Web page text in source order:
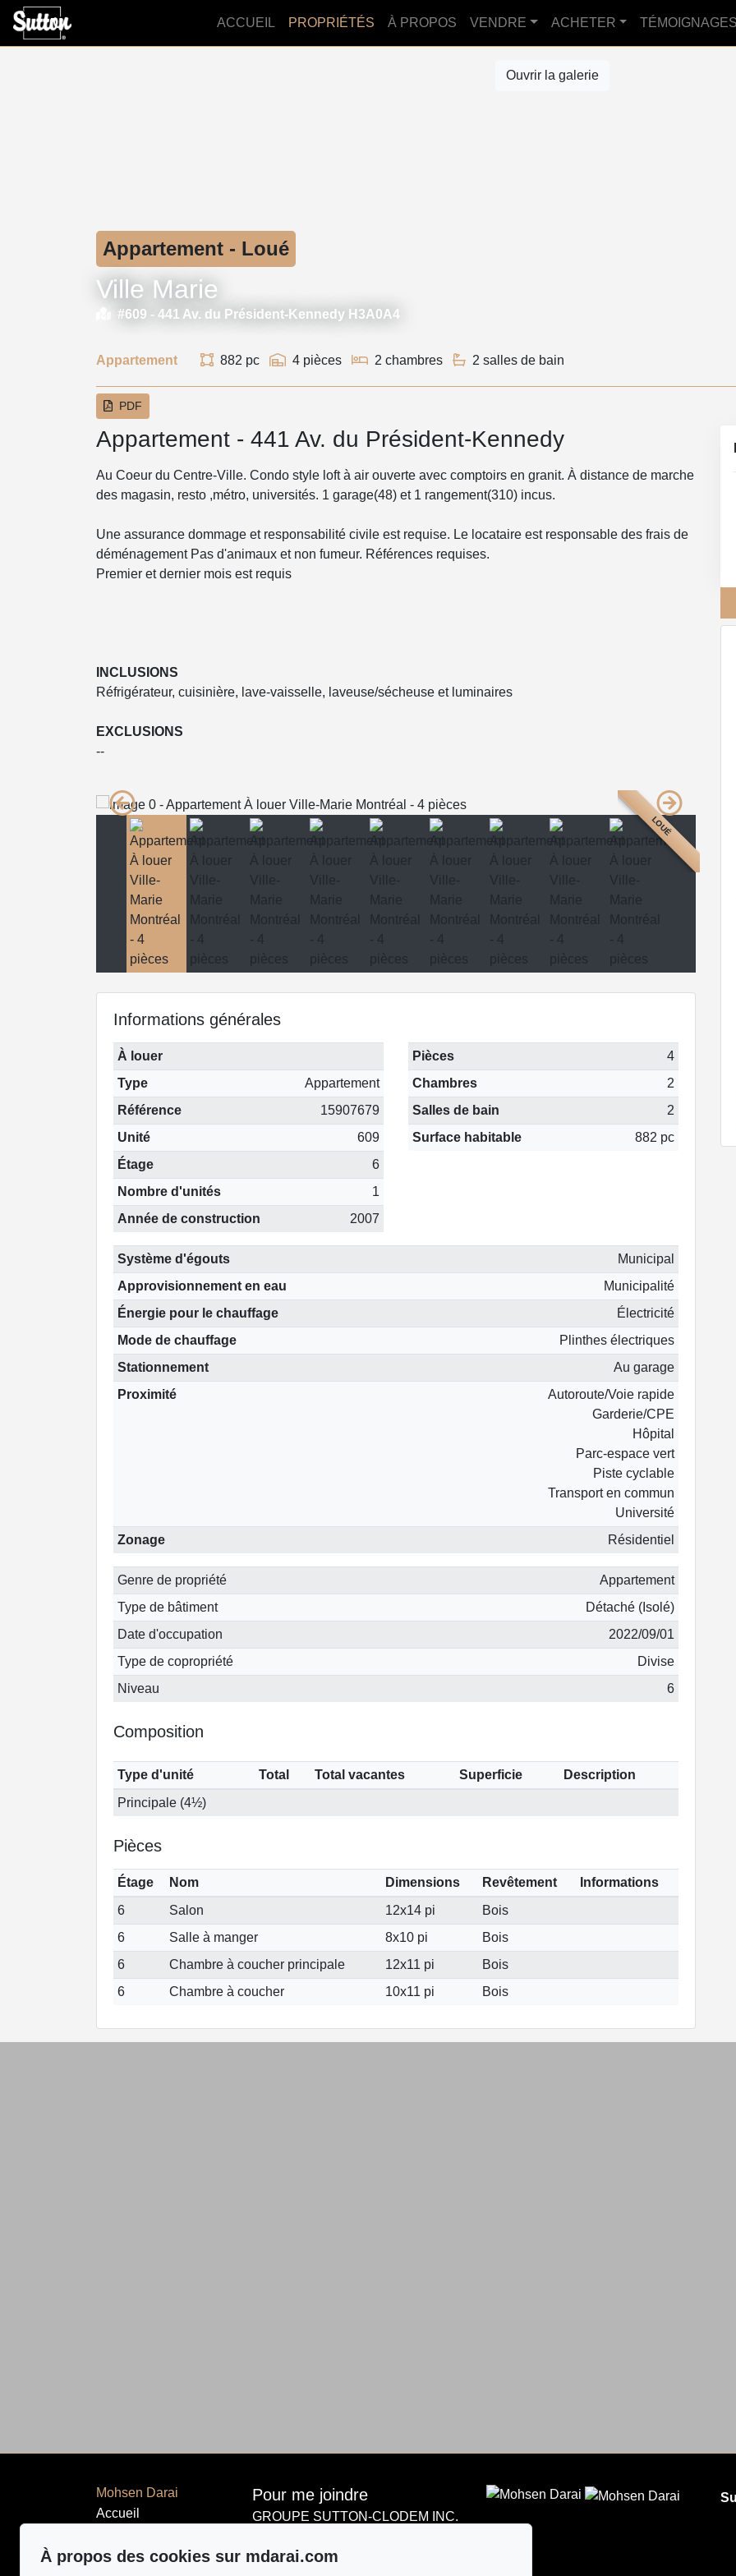
ACCUEIL PROPRIÉTÉS À PROPOS VENDRE ACHETER TÉMOIGNAGES
Ouvrir la galerie
Appartement - Loué
Ville Marie
#609 - 441 Av. du Président-Kennedy H3A0A4
Appartement 882 pc 4 pièces 2 chambres 2 salles de bain
PDF
Appartement - 441 Av. du Président-Kennedy
Au Coeur du Centre-Ville. Condo style loft à air ouverte avec comptoirs en granit. À distance de marche
des magasin, resto ,métro, universités. 1 garage(48) et 1 rangement(310) incus.
Une assurance dommage et responsabilité civile est requise. Le locataire est responsable des frais de
déménagement Pas d'animaux et non fumeur. Références requises.
Premier et dernier mois est requis
INCLUSIONS
Réfrigérateur, cuisinière, lave-vaisselle, laveuse/sécheuse et luminaires
EXCLUSIONS
--
LOUÉ
Informations générales
À louer
Type
Appartement
Référence
15907679
Unité
609
Étage
6
Nombre d'unités
1
Année de construction
2007
Pièces
4
Chambres
2
Salles de bain
2
Surface habitable
882 pc
Système d'égouts
Municipal
Approvisionnement en eau
Municipalité
Énergie pour le chauffage
Électricité
Mode de chauffage
Plinthes électriques
Stationnement
Au garage
Proximité
Autoroute/Voie rapide
Garderie/CPE
Hôpital
Parc-espace vert
Piste cyclable
Transport en commun
Université
Zonage
Résidentiel
Genre de propriété
Appartement
Type de bâtiment
Détaché (Isolé)
Date d'occupation
2022/09/01
Type de copropriété
Divise
Niveau
6
Composition
Type d'unité Total Total vacantes Superficie
Description
Principale (4½)
Pièces
Étage Nom Dimensions Revêtement
Informations
6
Salon 12x14 pi
Bois
6
Salle à manger 8x10 pi
Bois
6
Chambre à coucher principale 12x11 pi
Bois
6
Chambre à coucher 10x11 pi Bois
Mohsen Darai
Accueil
À propos
Pour me joindre
GROUPE SUTTON-CLODEM INC.
À propos des cookies sur mdarai.com